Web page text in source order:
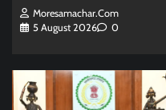
Moresamachar.com
5 August 2026
0